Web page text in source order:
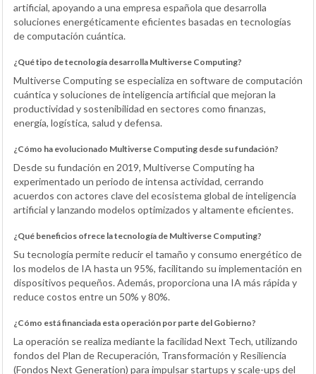
artificial, apoyando a una empresa española que desarrolla
soluciones energéticamente eficientes basadas en tecnologías
de computación cuántica.
¿Qué tipo de tecnología desarrolla Multiverse Computing?
Multiverse Computing se especializa en software de computación
cuántica y soluciones de inteligencia artificial que mejoran la
productividad y sostenibilidad en sectores como finanzas,
energía, logística, salud y defensa.
¿Cómo ha evolucionado Multiverse Computing desde su fundación?
Desde su fundación en 2019, Multiverse Computing ha
experimentado un periodo de intensa actividad, cerrando
acuerdos con actores clave del ecosistema global de inteligencia
artificial y lanzando modelos optimizados y altamente eficientes.
¿Qué beneficios ofrece la tecnología de Multiverse Computing?
Su tecnología permite reducir el tamaño y consumo energético de
los modelos de IA hasta un 95%, facilitando su implementación en
dispositivos pequeños. Además, proporciona una IA más rápida y
reduce costos entre un 50% y 80%.
¿Cómo está financiada esta operación por parte del Gobierno?
La operación se realiza mediante la facilidad Next Tech, utilizando
fondos del Plan de Recuperación, Transformación y Resiliencia
(Fondos Next Generation) para impulsar startups y scale-ups del